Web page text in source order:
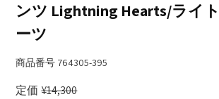
ンツ Lightning Hearts/ライ
ーツ
商品番号 764305-395
定価 ¥14,300